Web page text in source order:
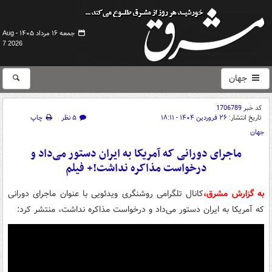
جمعه ۱۶ مرداد ۱۴۰۵ -
Aug
7 2026
جهان
کد خبر1706789
تاریخ انتشار: ۲۶ فروردین ۱۴۰۴ - ۱۸:۱۱ ۵ نظر
چاپ
جهان
ماجرای دورانی که آمریکا به ایران دستور می‌داد و
درخواست مذاکره نداشت!+ فیلم
به گزارش مشرق،کانال تلگرامی روشنگری ویدئویی با عنوان ماجرای دورانی
که آمریکا به ایران دستور می‌داد و درخواست مذاکره نداشت، منتشر کرد: